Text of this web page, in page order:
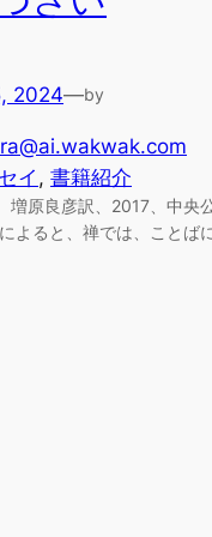
2024—by
イ , 書籍紹介
増原良彦訳、2017、中央
よると、禅では、ことば